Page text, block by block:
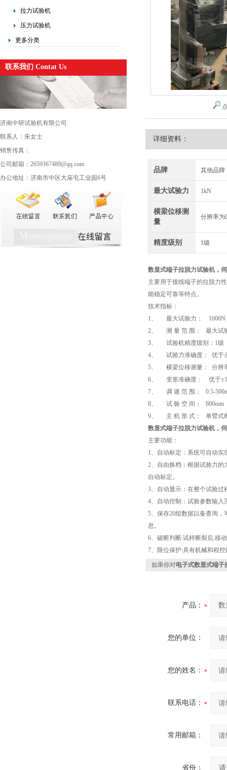
拉力试验机
压力试验机
更多分类
联系我们 Contat Us
济南中研试验机有限公司
联系人：朱女士
销售传真：
公司邮箱：2659367489@qq.com
办公地址：济南市中区大庙屯工业园6号
详细资料：
品牌 其他品牌
最大试验力 1kN
横梁位移测
量
分辨率为
精度级别 1级
数显式端子拉脱力试验机 ，
主要用于接线端子的拉脱力
能稳定可靠等特点。
技术指标：
1、 最大试验力： 1000N
2、 测 量 范 围： 最大试
3、 试验机精度级别：1级
4、 试验力准确度： 优于
5、 横梁位移测量： 分辨
6、 变形准确度： 优于
7、 调 速 范 围： 0.5-
8、 试 验 空 间： 800mm
9、 主 机 形 式： 单臂式
数显式端子拉脱力试验机 ，
主要功能：
1、自动标定：系统可自动
2、自由换档：根据试验力
自动标定。
3、自动显示：在整个试验
4、自动控制：试验参数输入
5、保存20组数据以备查询
息。
6、破断判断:试样断裂后,移
7、限位保护:具有机械和程
如果你对电子式数显式端子
产品：
您的单位：
您的姓名：
联系电话：
常用邮箱：
省份：